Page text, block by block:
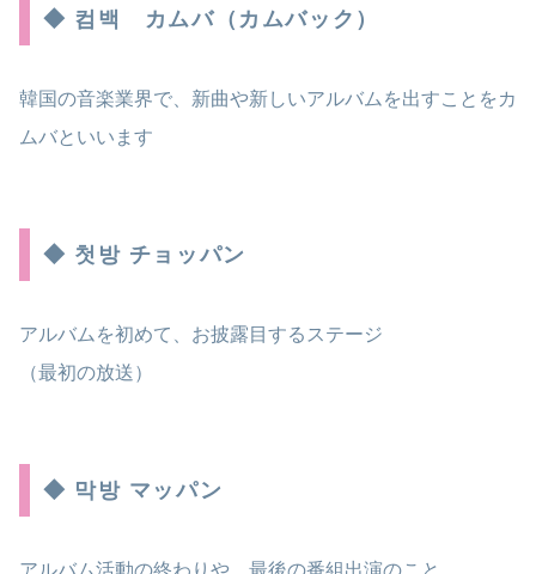
◆ 컴백 カムバ（カムバック）
韓国の音楽業界で、新曲や新しいアルバムを出すことをカ
ムバといいます
◆ 첫방 チョッパン
アルバムを初めて、お披露目するステージ
（最初の放送）
◆ 막방 マッパン
アルバム活動の終わりや、最後の番組出演のこと